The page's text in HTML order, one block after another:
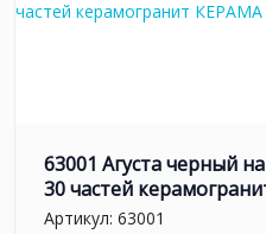
63001 Агуста черный
30 частей
Артикул: 63001